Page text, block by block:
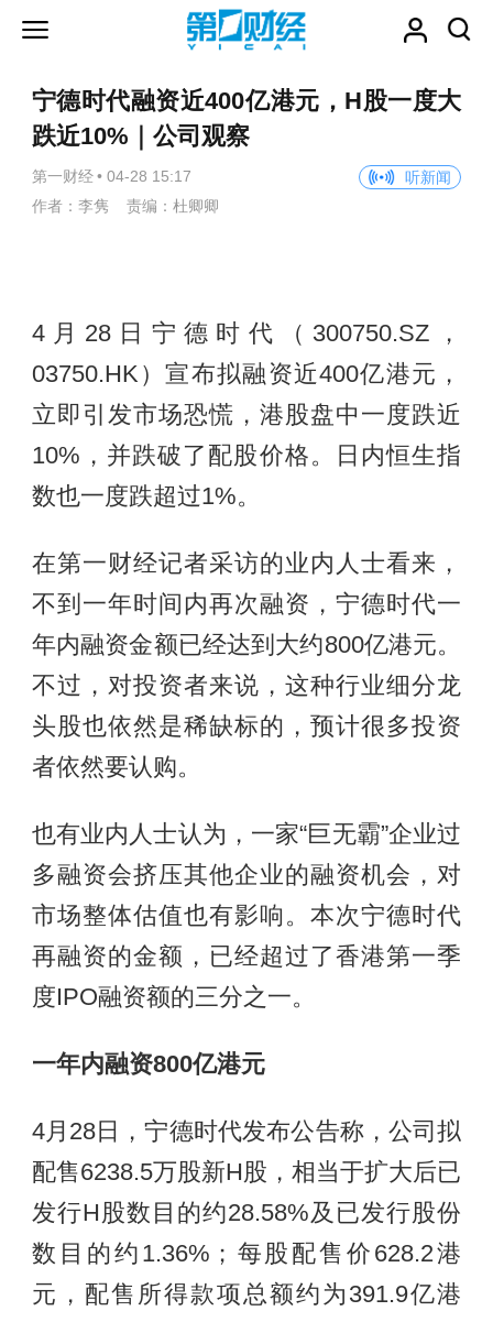
宁德时代融资近400亿港元，H股一度大
跌近10%｜公司观察
第一财经 • 04-28 15:17
听新闻
作者：李隽 责编：杜卿卿
4月28日宁德时代（300750.SZ，
03750.HK）宣布拟融资近400亿港元，
立即引发市场恐慌，港股盘中一度跌近
10%，并跌破了配股价格。日内恒生指
数也一度跌超过1%。
在第一财经记者采访的业内人士看来，
不到一年时间内再次融资，宁德时代一
年内融资金额已经达到大约800亿港元。
不过，对投资者来说，这种行业细分龙
头股也依然是稀缺标的，预计很多投资
者依然要认购。
也有业内人士认为，一家“巨无霸”企业过
多融资会挤压其他企业的融资机会，对
市场整体估值也有影响。本次宁德时代
再融资的金额，已经超过了香港第一季
度IPO融资额的三分之一。
一年内融资800亿港元
4月28日，宁德时代发布公告称，公司拟
配售6238.5万股新H股，相当于扩大后已
发行H股数目的约28.58%及已发行股份
数目的约1.36%；每股配售价628.2港
元，配售所得款项总额约为391.9亿港